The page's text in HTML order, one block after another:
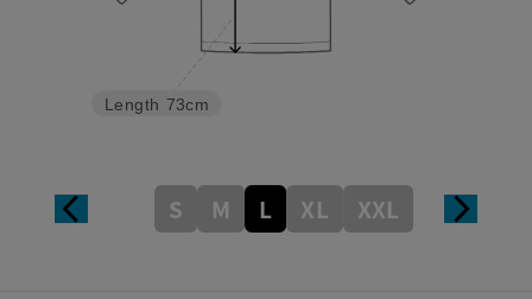
Length 73cm
S M L XL XXL